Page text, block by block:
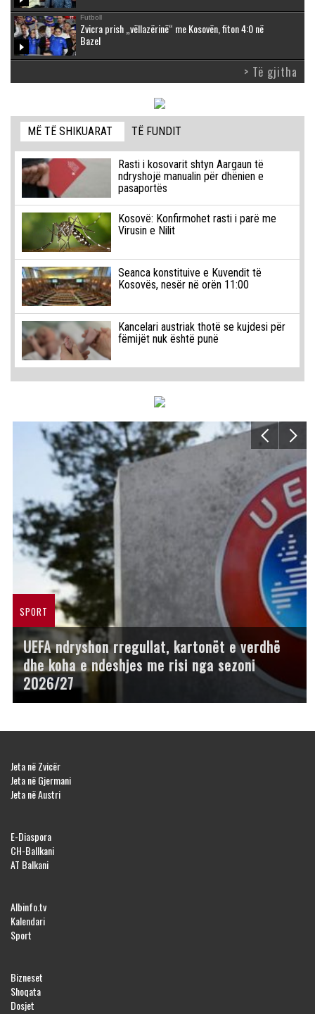
Futboll
Zvicra prish „vëllazërinë“ me Kosovën, fiton 4:0 në
Bazel
> Të gjitha
MË TË SHIKUARAT TË FUNDIT
Rasti i kosovarit shtyn Aargaun të
ndryshojë manualin për dhënien e
pasaportës
Kosovë: Konfirmohet rasti i parë me
Virusin e Nilit
Seanca konstituive e Kuvendit të
Kosovës, nesër në orën 11:00
Kancelari austriak thotë se kujdesi për
fëmijët nuk është punë
SPORT
UEFA ndryshon rregullat, kartonët e verdhë
dhe koha e ndeshjes me risi nga sezoni
2026/27
Jeta në Zvicër
Jeta në Gjermani
Jeta në Austri
E-Diaspora
CH-Ballkani
AT Balkani
Albinfo.tv
Kalendari
Sport
Bizneset
Shoqata
Dosjet